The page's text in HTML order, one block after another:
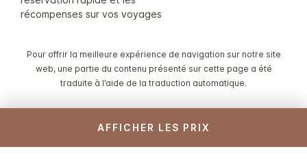
AFFICHER LES PRIX
récompenses sur vos voyages
Pour offrir la meilleure expérience de navigation sur notre site
web, une partie du contenu présenté sur cette page a été
traduite à l’aide de la traduction automatique.
© 2026 IHG. Tous droits réservés. La plupart des hôtels